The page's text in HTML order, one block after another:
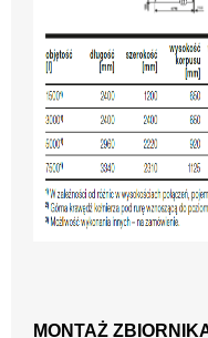
MONTAŻ